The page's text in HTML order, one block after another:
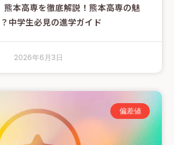
熊本高専を徹底解説！熊本高専の魅
中学生必見の進学ガイド
2026年6月3日
偏差値